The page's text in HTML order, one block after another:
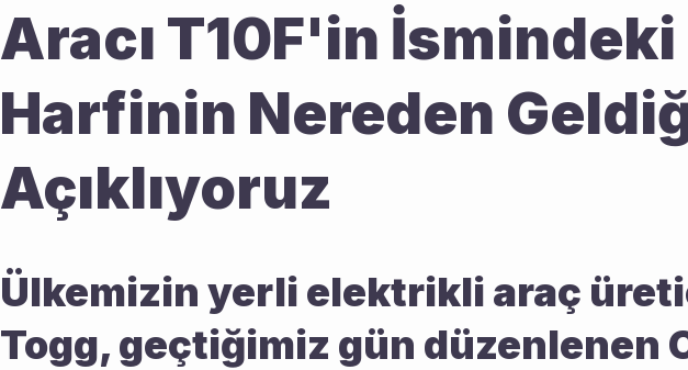
Aracı T10F'in
Harfinin Nereden
Açıklıyoruz
Ülkemizin yerli elektrikli araç
Togg, geçtiğimiz gün düzenlenen